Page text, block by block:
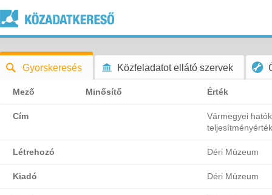
Gyorskeresés Közfeladatot ellátó szervek
Mező Minősítő Érték
Cím
Vármegyei
Létrehozó Déri Múzeum
Kiadó Déri Múzeum